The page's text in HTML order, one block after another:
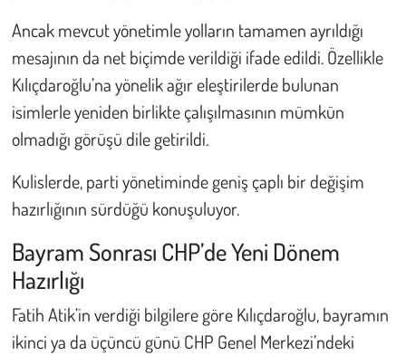
Ancak mevcut yönetimle yolların tamamen ayrıldığı
mesajının da net biçimde verildiği ifade edildi. Özellikle
Kılıçdaroğlu’na yönelik ağır eleştirilerde bulunan
isimlerle yeniden birlikte çalışılmasının mümkün
olmadığı görüşü dile getirildi.
Kulislerde, parti yönetiminde geniş çaplı bir değişim
hazırlığının sürdüğü konuşuluyor.
Bayram Sonrası CHP’de Yeni Dönem
Hazırlığı
Fatih Atik’in verdiği bilgilere göre Kılıçdaroğlu, bayramın
ikinci ya da üçüncü günü CHP Genel Merkezi’ndeki